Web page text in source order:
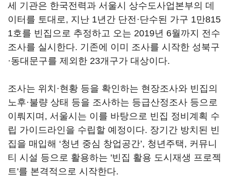
세 기관은 한국전력과 서울시 상수도사업본부의 데
이터를 토대로, 지난 1년간 단전·단수된 가구 1만815
1호를 빈집으로 추정하고 오는 2019년 6월까지 전수
조사를 실시한다. 기존에 이미 조사를 시작한 성북구
·동대문구를 제외한 23개구가 대상이다.
조사는 위치·현황 등을 확인하는 현장조사와 빈집의
노후·불량 상태 등을 조사하는 등급산정조사 등으로
이뤄지며, 서울시는 이를 바탕으로 빈집 정비계획 수
립 가이드라인을 수립할 예정이다. 장기간 방치된 빈
집을 매입해 ‘청년 중심 창업공간’, 청년주택, 커뮤니
티 시설 등으로 활용하는 '빈집 활용 도시재생 프로젝
트'를 본격적으로 시작한다.